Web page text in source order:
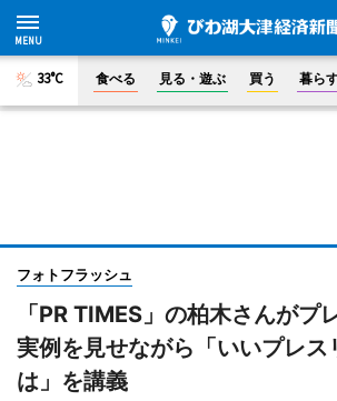
33°C 食べる 見る・遊ぶ 買う 暮ら
フォトフラッシュ
「PR TIMES」の柏木さんがプ
実例を見せながら「いいプレス
は」を講義